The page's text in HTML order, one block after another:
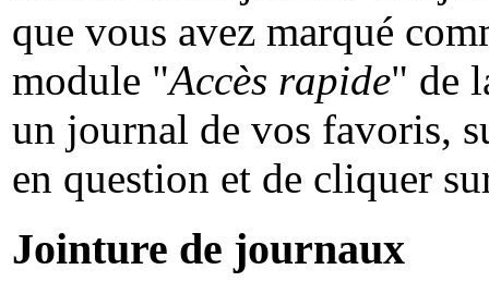
que vous avez marqué
module "Accès rapide" de
un journal de vos favoris,
en question et de cliquer
Jointure de journaux